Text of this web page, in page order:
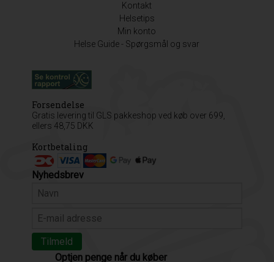
Kontakt
Helsetips
Min konto
Helse Guide - Spørgsmål og svar
Forsendelse
Gratis levering til GLS pakkeshop ved køb over 699,
ellers 48,75 DKK
Kortbetaling
Nyhedsbrev
Optjen penge når du køber